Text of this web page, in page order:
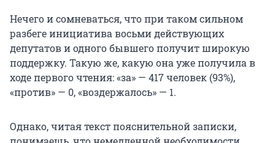
Нечего и сомневаться, что при таком сильном
разбеге инициатива восьми действующих
депутатов и одного бывшего получит широкую
поддержку. Такую же, какую она уже получила в
ходе первого чтения: «за» — 417 человек (93%),
«против» — 0, «воздержалось» — 1.
Однако, читая текст пояснительной записки,